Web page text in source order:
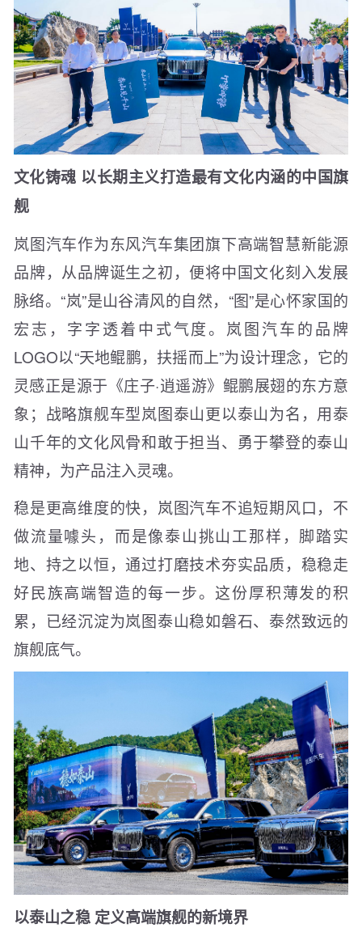
文化铸魂 以长期主义打造最有文化内涵的中国旗
舰
岚图汽车作为东风汽车集团旗下高端智慧新能源
品牌，从品牌诞生之初，便将中国文化刻入发展
脉络。“岚”是山谷清风的自然，“图”是心怀家国的
宏志，字字透着中式气度。岚图汽车的品牌
LOGO以“天地鲲鹏，扶摇而上”为设计理念，它的
灵感正是源于《庄子·逍遥游》鲲鹏展翅的东方意
象；战略旗舰车型岚图泰山更以泰山为名，用泰
山千年的文化风骨和敢于担当、勇于攀登的泰山
精神，为产品注入灵魂。
稳是更高维度的快，岚图汽车不追短期风口，不
做流量噱头，而是像泰山挑山工那样，脚踏实
地、持之以恒，通过打磨技术夯实品质，稳稳走
好民族高端智造的每一步。这份厚积薄发的积
累，已经沉淀为岚图泰山稳如磐石、泰然致远的
旗舰底气。
以泰山之稳 定义高端旗舰的新境界